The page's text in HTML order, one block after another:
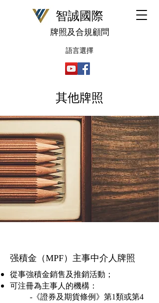
​智誠國際
牌照及合規顧問
語言選擇
​其他牌照
​强積金（MPF）主事中介人牌照
從事強積金銷售及推銷活動；
可注冊為主事人的機構：
-《證券及期貨條例》第1類或第4